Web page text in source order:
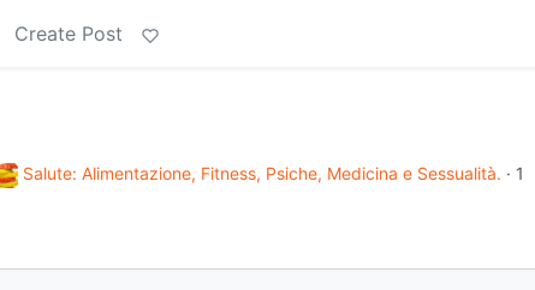
Create Post
Salute: Alimentazione, Fitness, Psiche, Medicina e Sessualità. · 1